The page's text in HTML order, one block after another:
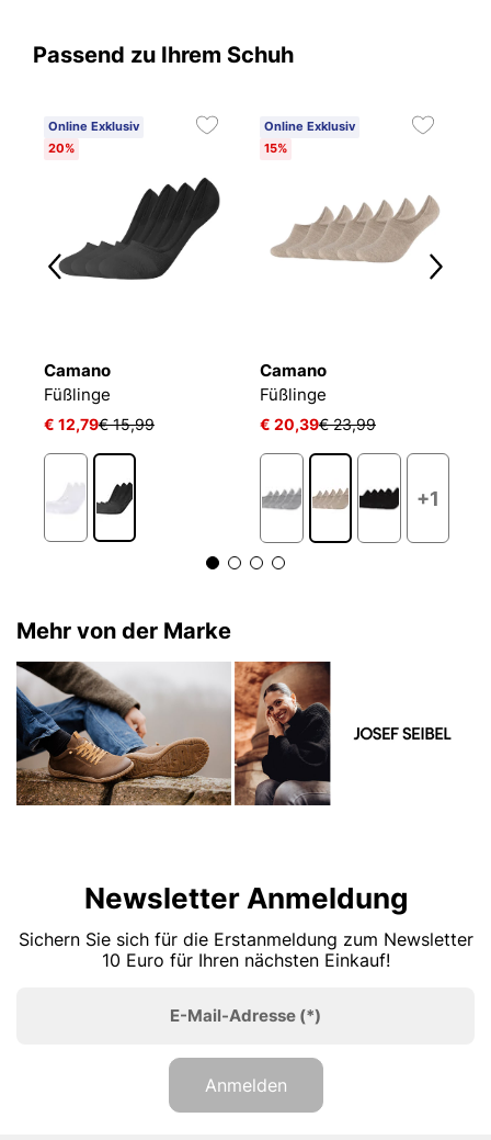
Passend zu Ihrem Schuh
Online Exklusiv
20%
Camano
Füßlinge
€ 12,79€ 15,99
Online Exklusiv
15%
Camano
Füßlinge
€ 20,39€ 23,99
+1
Mehr von der Marke
Newsletter Anmeldung
Sichern Sie sich für die Erstanmeldung zum Newsletter
10 Euro für Ihren nächsten Einkauf!
E-Mail-Adresse (*)
Anmelden